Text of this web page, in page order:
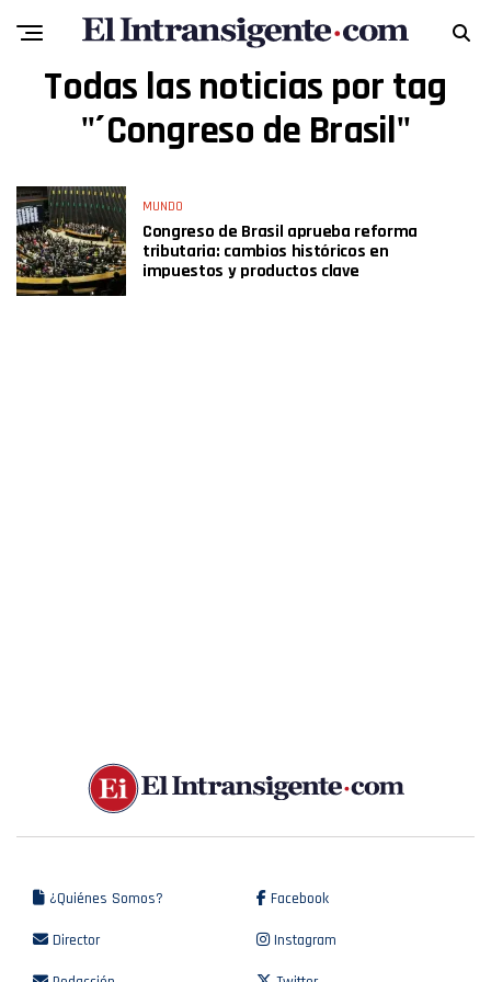
Todas las noticias por tag
"´Congreso de Brasil"
MUNDO
Congreso de Brasil aprueba reforma
tributaria: cambios históricos en
impuestos y productos clave
¿Quiénes Somos?
Director
Facebook
Instagram